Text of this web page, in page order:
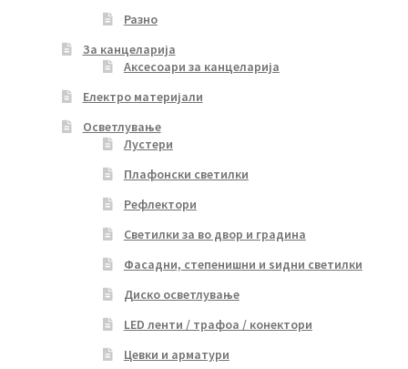
Разно
За канцеларија
Аксесоари за канцеларија
Електро материјали
Осветлување
Лустери
Плафонски светилки
Рефлектори
Светилки за во двор и градина
Фасадни, степенишни и ѕидни светилки
Диско осветлување
LED ленти / трафоа / конектори
Цевки и арматури